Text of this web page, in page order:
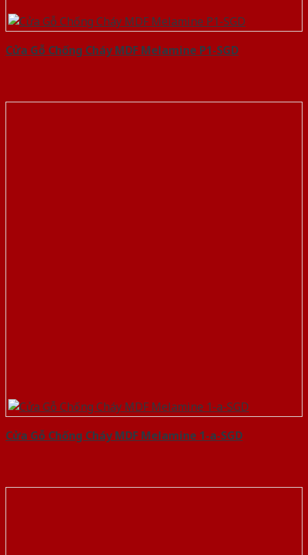
Cửa Gỗ Chống Cháy MDF Melamine P1-SGD
Cửa Gỗ Chống Cháy MDF Melamine 1-a-SGD